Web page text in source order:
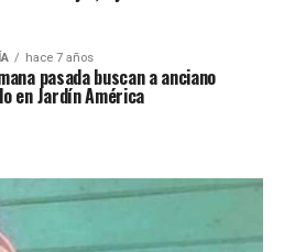
hace 7 años
pasada buscan a anciano
en Jardín América